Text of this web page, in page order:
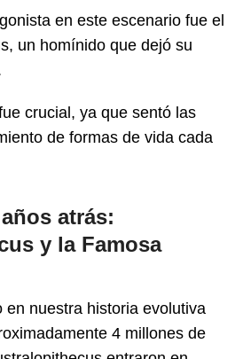
en este escenario fue el
un homínido que dejó su
crucial, ya que sentó las
de formas de vida cada
atrás:
y la Famosa
en nuestra historia evolutiva
4 millones de